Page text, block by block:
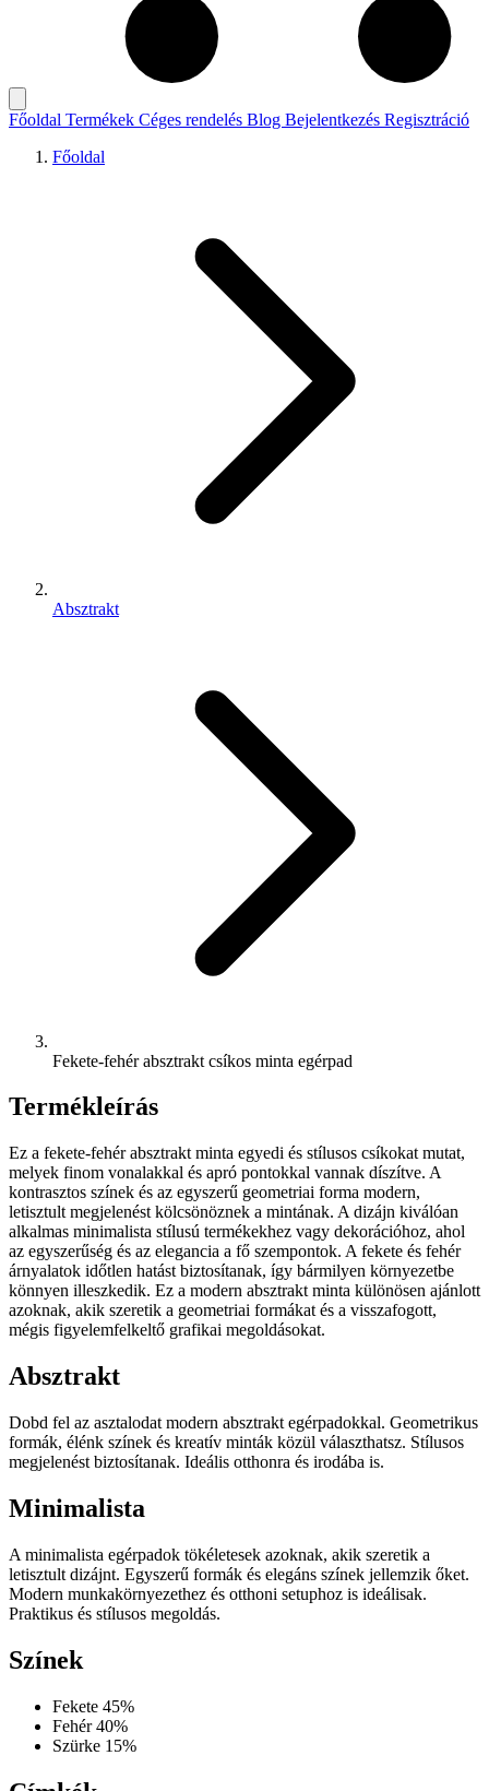
Főoldal Termékek Céges rendelés Blog Bejelentkezés Regisztráció
Főoldal
Absztrakt
Fekete-fehér absztrakt csíkos minta egérpad
Termékleírás
Ez a fekete-fehér absztrakt minta egyedi és stílusos csíkokat mutat,
melyek finom vonalakkal és apró pontokkal vannak díszítve. A
kontrasztos színek és az egyszerű geometriai forma modern,
letisztult megjelenést kölcsönöznek a mintának. A dizájn kiválóan
alkalmas minimalista stílusú termékekhez vagy dekorációhoz, ahol
az egyszerűség és az elegancia a fő szempontok. A fekete és fehér
árnyalatok időtlen hatást biztosítanak, így bármilyen környezetbe
könnyen illeszkedik. Ez a modern absztrakt minta különösen ajánlott
azoknak, akik szeretik a geometriai formákat és a visszafogott,
mégis figyelemfelkeltő grafikai megoldásokat.
Absztrakt
Dobd fel az asztalodat modern absztrakt egérpadokkal. Geometrikus
formák, élénk színek és kreatív minták közül választhatsz. Stílusos
megjelenést biztosítanak. Ideális otthonra és irodába is.
Minimalista
A minimalista egérpadok tökéletesek azoknak, akik szeretik a
letisztult dizájnt. Egyszerű formák és elegáns színek jellemzik őket.
Modern munkakörnyezethez és otthoni setuphoz is ideálisak.
Praktikus és stílusos megoldás.
Színek
Fekete 45%
Fehér 40%
Szürke 15%